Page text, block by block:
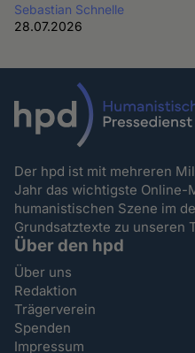
Sebastian Schnelle
28.07.2026
Der hpd ist mit mehreren
Jahr das wichtigste
humanistischen Szene im
Grundsatztexte zu unseren
Über den hpd
Über uns
Redaktion
Trägerverein
Spenden
Impressum